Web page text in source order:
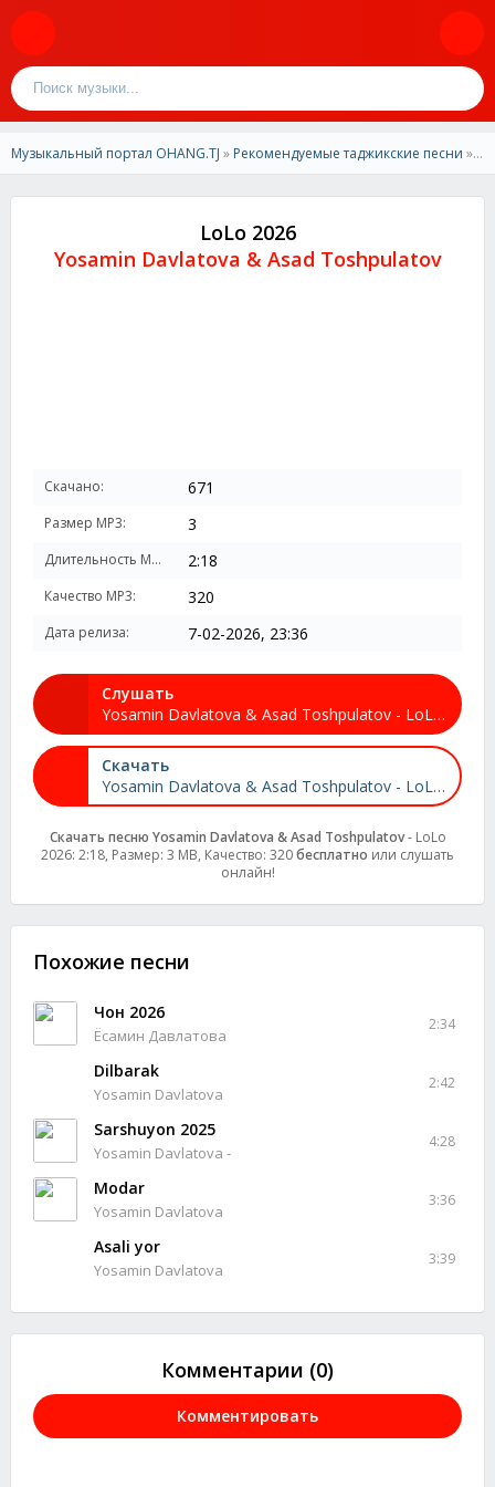
Музыкальный портал OHANG.TJ » Рекомендуемые таджикские песни » Yosamin Davlatova & Asad Toshpulatov - LoLo 2026
LoLo 2026
Yosamin Davlatova & Asad Toshpulatov
Скачано: 671
Размер MP3: 3
Длительность MP3: 2:18
Качество MP3: 320
Дата релиза: 7-02-2026, 23:36
Слушать
Yosamin Davlatova & Asad Toshpulatov - LoLo 2026
Скачать
Yosamin Davlatova & Asad Toshpulatov - LoLo 2026
Скачать песню Yosamin Davlatova & Asad Toshpulatov- LoLo
2026: 2:18, Размер: 3 MB, Качество: 320бесплатно или слушать
онлайн!
Похожие песни
Чон 2026
Ёсамин Давлатова
2:34
Dilbarak
Yosamin Davlatova
2:42
Sarshuyon 2025
Yosamin Davlatova -
4:28
Modar
Yosamin Davlatova
3:36
Asali yor
Yosamin Davlatova
3:39
Комментарии (0)
Комментировать